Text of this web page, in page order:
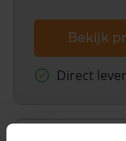
Bekijk
Direct